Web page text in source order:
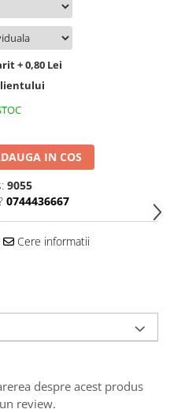
+ 0,80 Lei
IN COS
9055
0744436667
Cere informatii
despre acest produs
review.